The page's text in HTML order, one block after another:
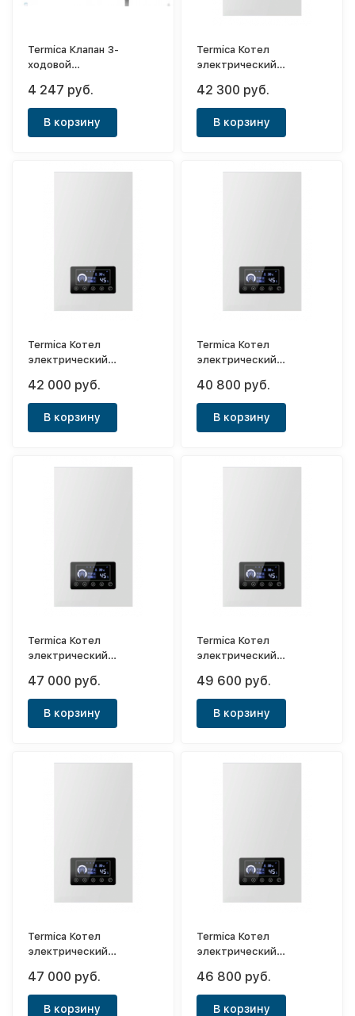
Termica Клапан 3-
ходовой
приводом 230 В
4 247 руб.
В корзину
Termica Котел
электрический
12
42 300 руб.
В корзину
Termica Котел
электрический
08
42 000 руб.
В корзину
Termica Котел
электрический
06
40 800 руб.
В корзину
Termica Котел
электрический
21
47 000 руб.
В корзину
Termica Котел
электрический
24
49 600 руб.
В корзину
Termica Котел
электрический
18
47 000 руб.
В корзину
Termica Котел
электрический
15
46 800 руб.
В корзину